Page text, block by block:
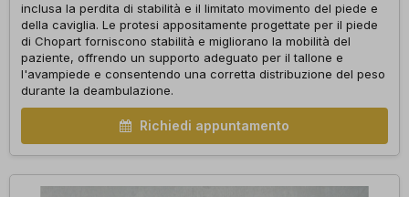
inclusa la perdita di stabilità e il limitato movimento del piede e
della caviglia. Le protesi appositamente progettate per il piede
di Chopart forniscono stabilità e migliorano la mobilità del
paziente, offrendo un supporto adeguato per il tallone e
l'avampiede e consentendo una corretta distribuzione del peso
durante la deambulazione.
Richiedi appuntamento